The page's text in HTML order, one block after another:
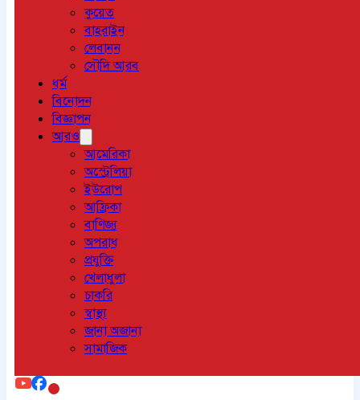
কুয়েত
বাহরাইন
লেবানন
সৌদি আরব
ধর্ম
বিনোদন
বিজ্ঞাপন
আরও
আমেরিকা
অস্ট্রেলিয়া
ইউরোপ
আফ্রিকা
বাণিজ্য
অপরাধ
প্রযুক্তি
খেলাধুলা
চাকরি
স্বাস্থ্য
জানা অজানা
সামাজিক